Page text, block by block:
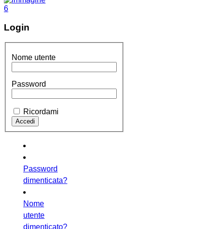
Login
Nome utente
Password
Ricordami
Password
dimenticata?
Nome
utente
dimenticato?